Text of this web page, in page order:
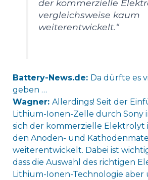
der kommerzielle
vergleichsweise kaum
weiterentwickelt.“
Battery-News.de: Da dürfte es
geben …
Wagner: Allerdings! Seit der
Lithium-Ionen-Zelle durch Sony
sich der kommerzielle Elektrolyt
den Anoden- und
weiterentwickelt. Dabei ist
dass die Auswahl des richtigen
Lithium-Ionen-Technologie